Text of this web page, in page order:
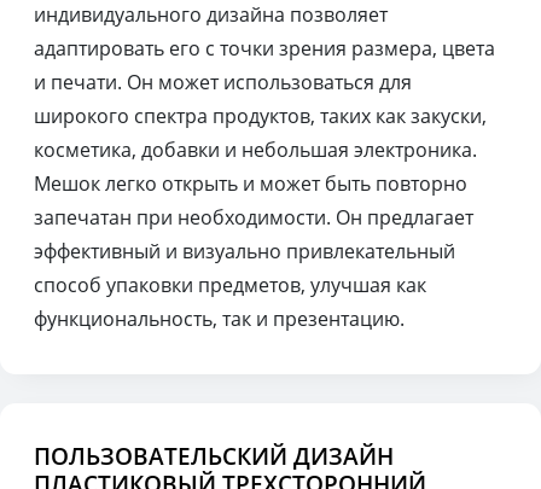
индивидуального дизайна позволяет
адаптировать его с точки зрения размера, цвета
и печати. Он может использоваться для
широкого спектра продуктов, таких как закуски,
косметика, добавки и небольшая электроника.
Мешок легко открыть и может быть повторно
запечатан при необходимости. Он предлагает
эффективный и визуально привлекательный
способ упаковки предметов, улучшая как
функциональность, так и презентацию.
ПОЛЬЗОВАТЕЛЬСКИЙ ДИЗАЙН